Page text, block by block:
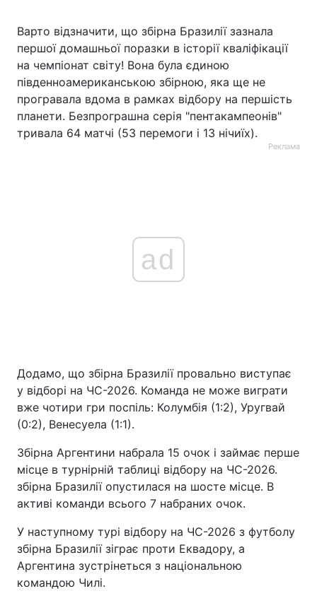
Варто відзначити, що збірна Бразилії зазнала
першої домашньої поразки в історії кваліфікації
на чемпіонат світу! Вона була єдиною
південноамериканською збірною, яка ще не
програвала вдома в рамках відбору на першість
планети. Безпрограшна серія "пентакампеонів"
тривала 64 матчі (53 перемоги і 13 нічиїх).
Реклама
ad
Додамо, що збірна Бразилії провально виступає
у відборі на ЧС-2026. Команда не може виграти
вже чотири гри поспіль: Колумбія (1:2), Уругвай
(0:2), Венесуела (1:1).
Збірна Аргентини набрала 15 очок і займає перше
місце в турнірній таблиці відбору на ЧС-2026.
збірна Бразилії опустилася на шосте місце. В
активі команди всього 7 набраних очок.
У наступному турі відбору на ЧС-2026 з футболу
збірна Бразилії зіграє проти Еквадору, а
Аргентина зустрінеться з національною
командою Чилі.